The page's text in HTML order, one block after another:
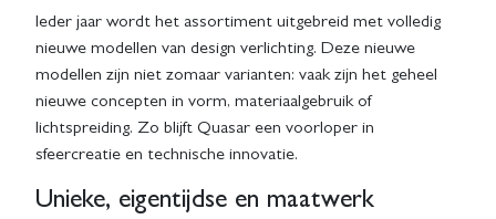
Ieder jaar wordt het assortiment uitgebreid met volledig
nieuwe modellen van design verlichting. Deze nieuwe
modellen zijn niet zomaar varianten: vaak zijn het geheel
nieuwe concepten in vorm, materiaalgebruik of
lichtspreiding. Zo blijft Quasar een voorloper in
sfeercreatie en technische innovatie.
Unieke, eigentijdse en maatwerk